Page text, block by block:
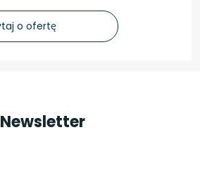
o ofertę
Newsletter